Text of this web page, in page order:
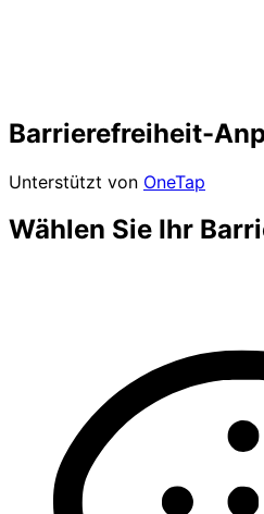
Barrierefreiheit-
Unterstützt von OneTap
Wählen Sie Ihr